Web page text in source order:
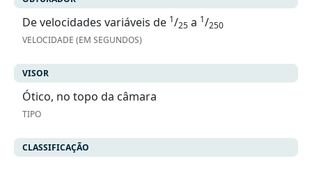
De velocidades variáveis de 1/25 a 1/250
VELOCIDADE (EM SEGUNDOS)
VISOR
Ótico, no topo da câmara
TIPO
CLASSIFICAÇÃO